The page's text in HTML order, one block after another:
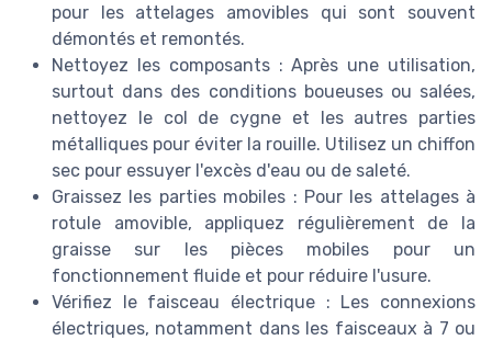
pour les attelages amovibles qui sont souvent
démontés et remontés.
Nettoyez les composants : Après une utilisation,
surtout dans des conditions boueuses ou salées,
nettoyez le col de cygne et les autres parties
métalliques pour éviter la rouille. Utilisez un chiffon
sec pour essuyer l'excès d'eau ou de saleté.
Graissez les parties mobiles : Pour les attelages à
rotule amovible, appliquez régulièrement de la
graisse sur les pièces mobiles pour un
fonctionnement fluide et pour réduire l'usure.
Vérifiez le faisceau électrique : Les connexions
électriques, notamment dans les faisceaux à 7 ou